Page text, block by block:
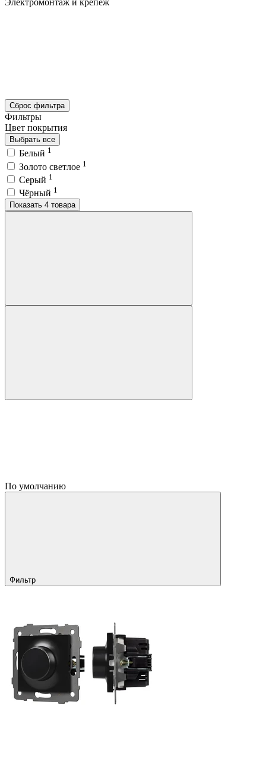
Сброс фильтра
Фильтры
Цвет покрытия
Выбрать все
Белый 1
Золото светлое 1
Серый 1
Чёрный 1
Показать 4 товара
По умолчанию
Фильтр